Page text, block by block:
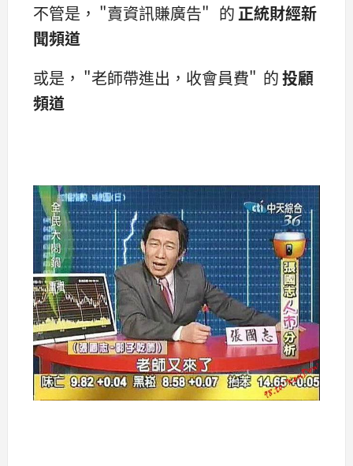
不管是， "賣資訊賺廣告" 的 正統財經新
聞頻道
或是， "老師帶進出，收會員費" 的投顧
頻道